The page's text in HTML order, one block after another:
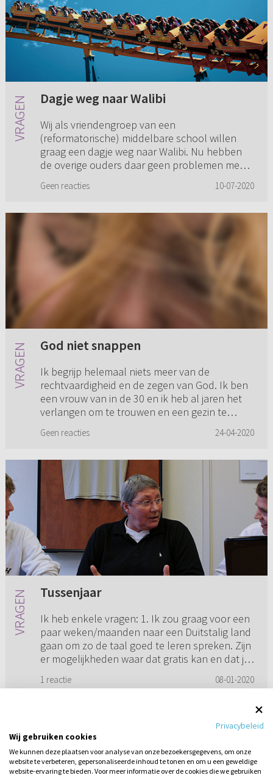
Dagje weg naar Walibi
Wij als vriendengroep van een
(reformatorische) middelbare school willen
graag een dagje weg naar Walibi. Nu hebben
de overige ouders daar geen problemen mee,
Geen reacties 10-07-2020
God niet snappen
Ik begrijp helemaal niets meer van de
rechtvaardigheid en de zegen van God. Ik ben
een vrouw van in de 30 en ik heb al jaren het
verlangen om te trouwen en een gezin te
Geen reacties 24-04-2020
Tussenjaar
Ik heb enkele vragen: 1. Ik zou graag voor een
paar weken/maanden naar een Duitstalig land
gaan om zo de taal goed te leren spreken. Zijn
er mogelijkheden waar dat gratis kan en dat je
1 reactie 08-01-2020
1 2
Privacybeleid
Wij gebruiken cookies
We kunnen deze plaatsen voor analyse van onze bezoekersgegevens, om onze
website te verbeteren, gepersonaliseerde inhoud te tonen en om u een geweldige
website-ervaring te bieden. Voor meer informatie over de cookies die we gebruiken